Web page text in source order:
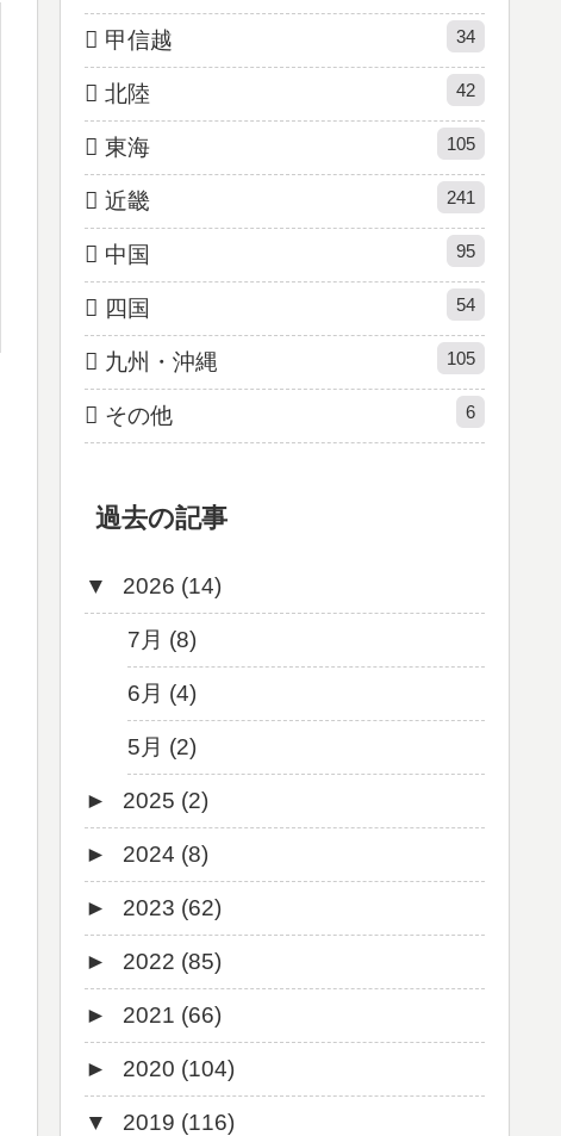
甲信越 34
北陸 42
東海 105
近畿 241
中国 95
四国 54
九州・沖縄 105
その他 6
過去の記事
▼ 2026 (14)
7月 (8)
6月 (4)
5月 (2)
► 2025 (2)
12月 (1)
6月 (1)
► 2024 (8)
8月 (1)
7月 (1)
5月 (2)
4月 (3)
3月 (1)
► 2023 (62)
9月 (1)
8月 (1)
7月 (8)
6月 (5)
► 2022 (85)
12月 (3)
10月 (1)
9月 (4)
► 2021 (66)
12月 (4)
11月 (8)
► 2020 (104)
12月 (7)
▼ 2019 (116)